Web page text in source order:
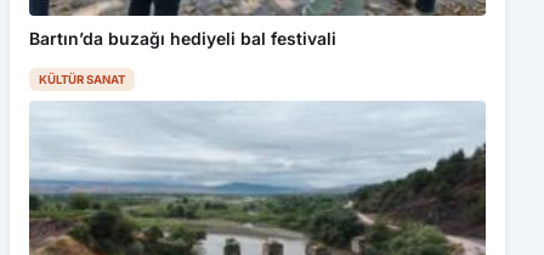
Bartın’da buzağı hediyeli bal festivali
KÜLTÜR SANAT